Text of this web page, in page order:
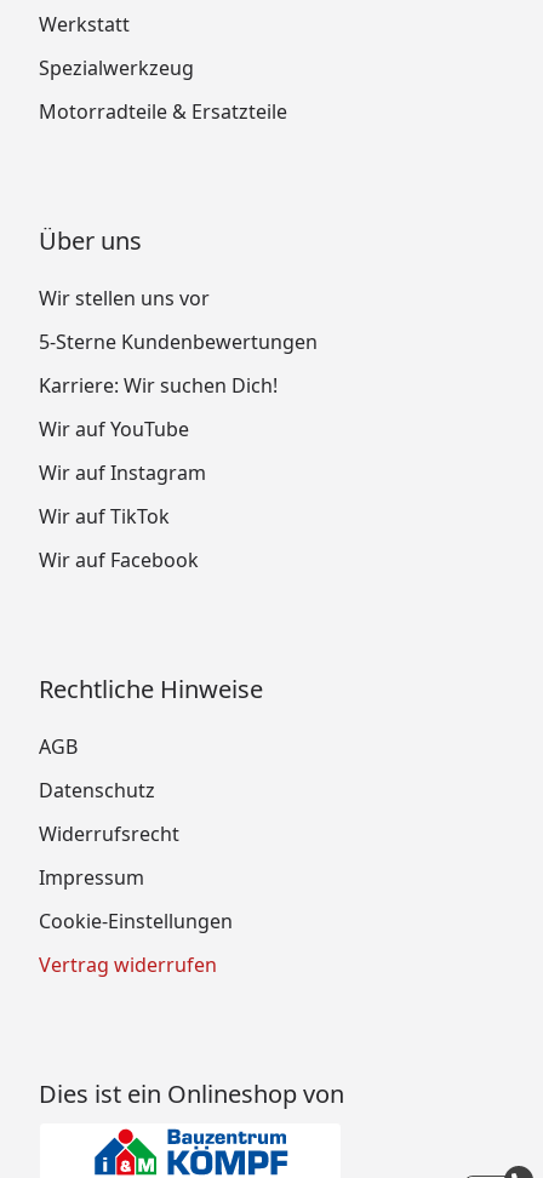
Werkstatt
Spezialwerkzeug
Motorradteile & Ersatzteile
Über uns
Wir stellen uns vor
5-Sterne Kundenbewertungen
Karriere: Wir suchen Dich!
Wir auf YouTube
Wir auf Instagram
Wir auf TikTok
Wir auf Facebook
Rechtliche Hinweise
AGB
Datenschutz
Widerrufsrecht
Impressum
Cookie-Einstellungen
Vertrag widerrufen
Dies ist ein Onlineshop von